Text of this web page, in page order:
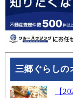
三郷ぐらしの
【